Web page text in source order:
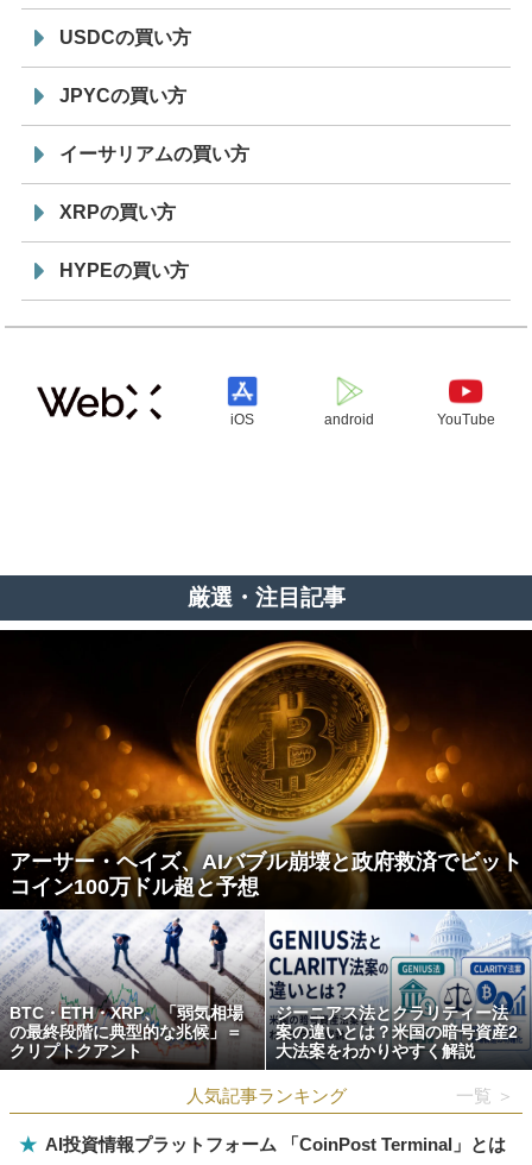
USDCの買い方
JPYCの買い方
イーサリアムの買い方
XRPの買い方
HYPEの買い方
iOS android YouTube
厳選・注目記事
アーサー・ヘイズ、AIバブル崩壊と政府救済でビット
コイン100万ドル超と予想
BTC・ETH・XRP、「弱気相場
の最終段階に典型的な兆候」＝
クリプトクアント
ジーニアス法とクラリティー法
案の違いとは？米国の暗号資産2
大法案をわかりやすく解説
人気記事ランキング 一覧 ＞
★ AI投資情報プラットフォーム 「CoinPost Terminal」とは